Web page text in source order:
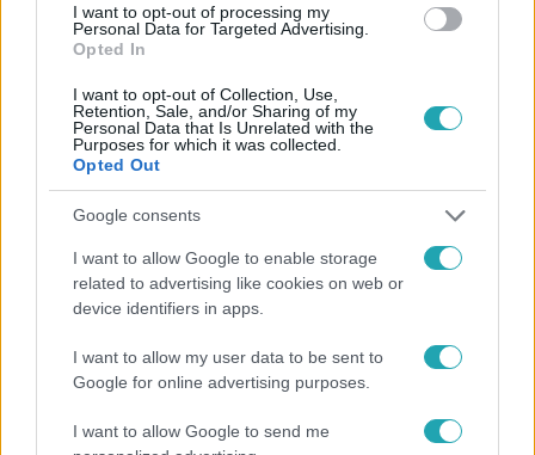
I want to opt-out of processing my
Personal Data for Targeted Advertising.
Opted In
I want to opt-out of Collection, Use,
Retention, Sale, and/or Sharing of my
Personal Data that Is Unrelated with the
Purposes for which it was collected.
Opted Out
Google consents
I want to allow Google to enable storage
related to advertising like cookies on web or
device identifiers in apps.
I want to allow my user data to be sent to
Google for online advertising purposes.
I want to allow Google to send me
FÓKUSZ #VIDEÓ #ADÁSRÉSZLETEK
ÁRPA ATTILA #SZUJÓ ZOLTÁN # VEREBÉLY MARCELL